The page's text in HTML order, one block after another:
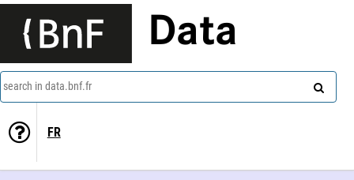
Data
search in data.bnf.fr
FR